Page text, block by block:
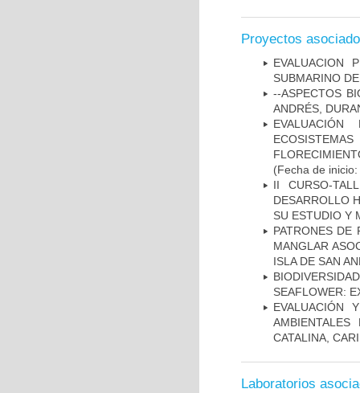
Proyectos
EVALUACION
SUBMARINO
--ASPECTOS
ANDRÉS,
(Fecha de
II CURSO-
DESARROLLO
SU ESTUDIO Y
PATRONES DE
MANGLAR
ISLA DE SAN
SEAFLOWER:
EVALUACIÓN
CATALINA,
Laboratorios